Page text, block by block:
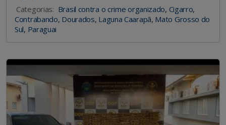
Categorias: Brasil contra o crime organizado, Cigarro,
Contrabando, Dourados, Laguna Caarapã, Mato Grosso do
Sul, Paraguai